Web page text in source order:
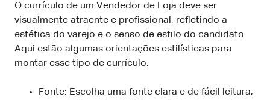
O currículo de um Vendedor de Loja deve ser
visualmente atraente e profissional, refletindo a
estética do varejo e o senso de estilo do candidato.
Aqui estão algumas orientações estilísticas para
montar esse tipo de currículo:
Fonte: Escolha uma fonte clara e de fácil leitura,